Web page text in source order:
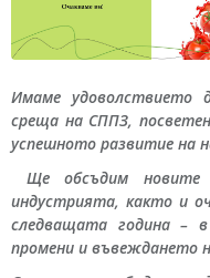
Имаме удоволствието
среща на СППЗ,
успешното развитие на
Ще обсъдим новите
индустрията, както и
следващата година –
промени и въвеждането